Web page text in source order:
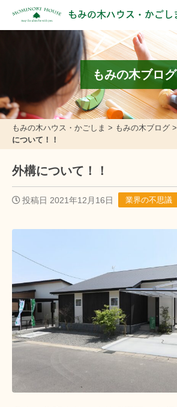
もみの木ハウス・かごし
もみの木ブログ
もみの木ハウス・かごしま > もみの木ブログ >
について！！
外構について！！
投稿日 2021年12月16日 業界の不思議